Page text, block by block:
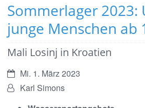
Sommerlager
junge Menschen ab
Mali Losinj in Kroatien
Datum:Mi. 1. März 2023
Von:Karl Simons